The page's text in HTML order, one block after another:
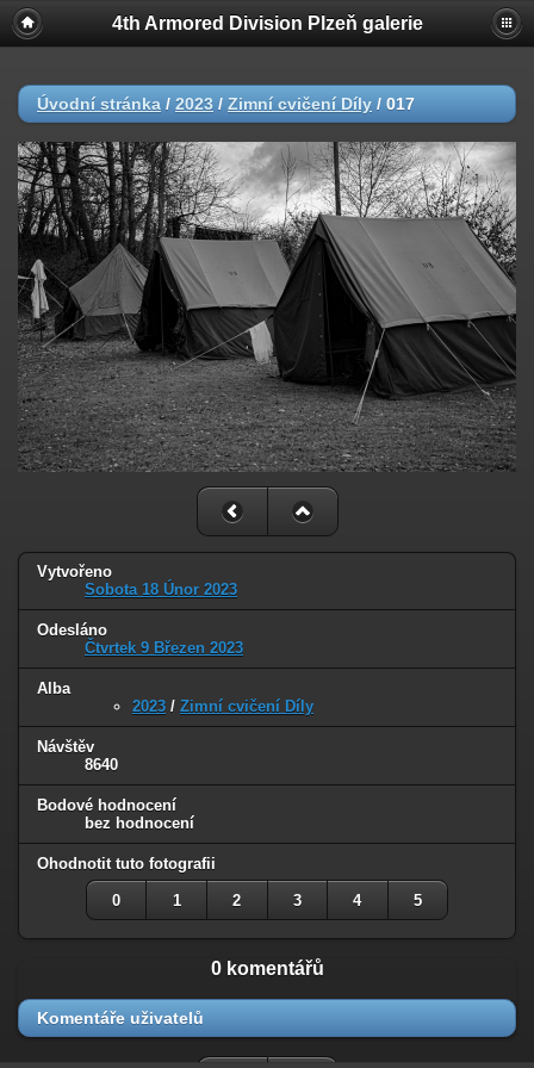
4th Armored Division Plzeň galerie
Úvodní stránka / 2023 / Zimní cvičení Díly / 017
Vytvořeno
Sobota 18 Únor 2023
Odesláno
Čtvrtek 9 Březen 2023
Alba
2023 / Zimní cvičení Díly
Návštěv
8640
Bodové hodnocení
bez hodnocení
Ohodnotit tuto fotografii
0 1 2 3 4 5
0 komentářů
Komentáře uživatelů